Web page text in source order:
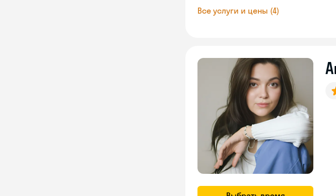
Все услуги и цены (4)